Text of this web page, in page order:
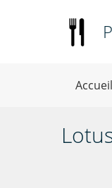
Accueil